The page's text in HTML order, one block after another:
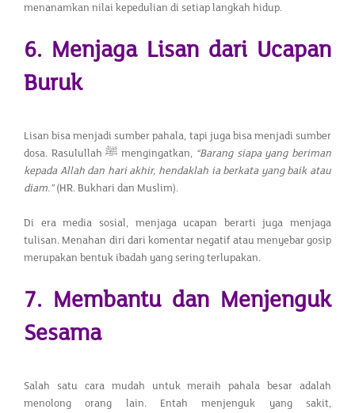
menanamkan nilai kepedulian di setiap langkah hidup.
6. Menjaga Lisan dari Ucapan
Buruk
Lisan bisa menjadi sumber pahala, tapi juga bisa menjadi sumber
dosa. Rasulullah ﷺ mengingatkan, “Barang siapa yang beriman
kepada Allah dan hari akhir, hendaklah ia berkata yang baik atau
diam.”(HR. Bukhari dan Muslim).
Di era media sosial, menjaga ucapan berarti juga menjaga
tulisan. Menahan diri dari komentar negatif atau menyebar gosip
merupakan bentuk ibadah yang sering terlupakan.
7. Membantu dan Menjenguk
Sesama
Salah satu cara mudah untuk meraih pahala besar adalah
menolong orang lain. Entah menjenguk yang sakit,